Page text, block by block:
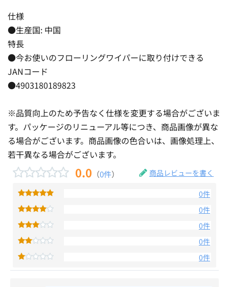
仕様
●生産国: 中国
特長
●今お使いのフローリングワイパーに取り付けできる
JANコード
●4903180189823
※品質向上のため予告なく仕様を変更する場合がございま
す。パッケージのリニューアル等につき、商品画像が異な
る場合がございます。商品画像の色合いは、画像処理上、
若干異なる場合がございます。
0.0 （0件） 商品レビューを書く
0件
0件
0件
0件
0件